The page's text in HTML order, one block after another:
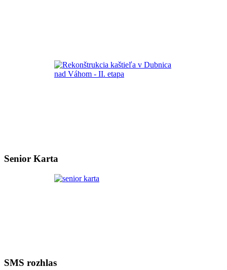
Senior Karta
SMS rozhlas